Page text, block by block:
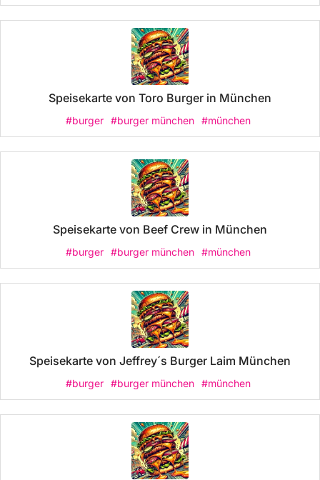
Speisekarte von Toro Burger in München
#burger #burger münchen #münchen
Speisekarte von Beef Crew in München
#burger #burger münchen #münchen
Speisekarte von Jeffrey´s Burger Laim München
#burger #burger münchen #münchen